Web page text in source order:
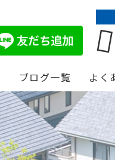
ブログ一覧 よく